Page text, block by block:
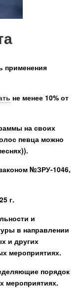
применения
не менее 10% от
на своих
певца можно
№ЗРУ-1046,
г.
и
в направлении
и других
мероприятиях.
порядок
мероприятиях.